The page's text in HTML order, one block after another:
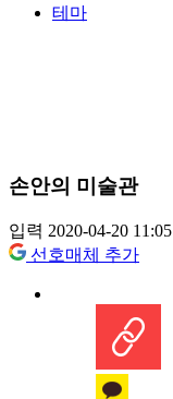
테마
손안의 미술관
입력 2020-04-20 11:05
선호매체 추가